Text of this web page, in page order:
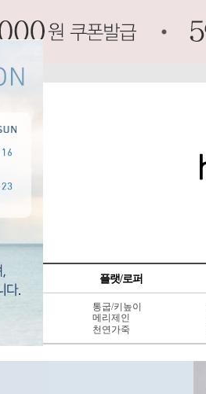
펌프스 플랫/로퍼
통굽/키높이
메리제인
천연가죽